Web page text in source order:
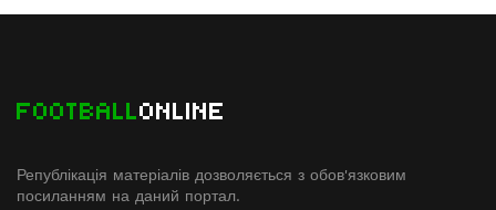
FOOTBALLONLINE
Републікація матеріалів дозволяється з обов'язковим
посиланням на даний портал.